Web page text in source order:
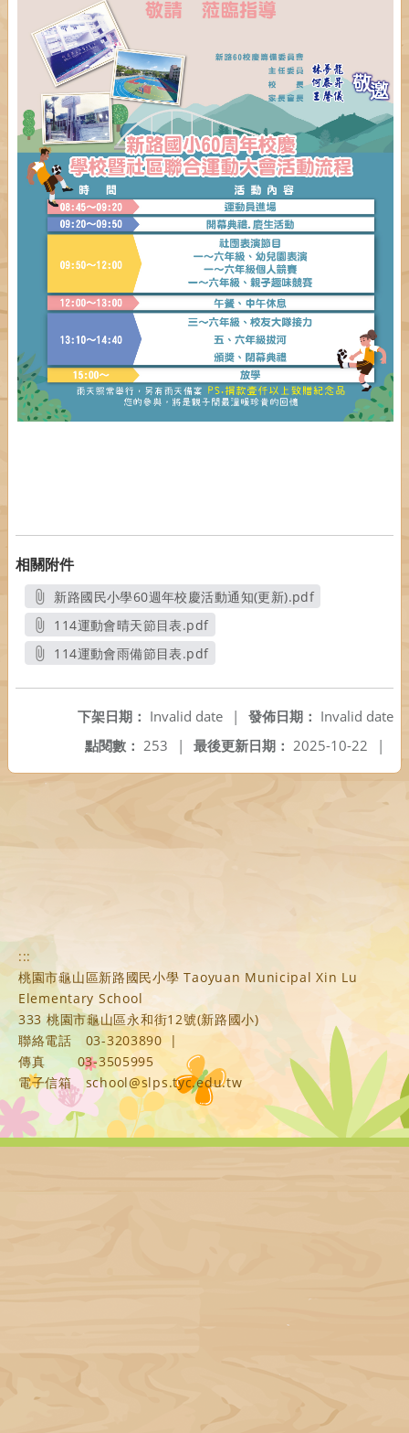
相關附件
新路國民小學60週年校慶活動通知(更新).pdf
另開新視窗
114運動會晴天節目表.pdf
另開新視窗
114運動會雨備節目表.pdf
發佈日期： Invalid date
下架日期： Invalid date
|
最後更新日期： 2025-10-22 |
點閱數： 253 |
:::
桃園市龜山區新路國民小學 Taoyuan Municipal Xin Lu
Elementary School
333 桃園市龜山區永和街12號(新路國小)
聯絡電話
03-3203890
|
傳真
03-3505995
電子信箱
school@slps.tyc.edu.tw